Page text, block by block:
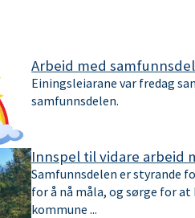
Arbeid med
Einingsleiarane var fredag
samfunnsdelen.
Innspel til vidare arbeid
Samfunnsdelen er styrande
for å nå måla, og sørge for at
kommune ...